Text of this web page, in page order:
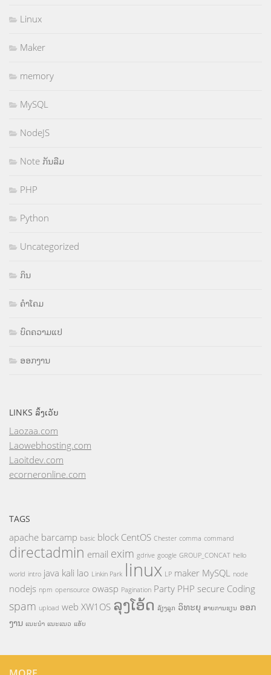
Linux
Maker
memory
MySQL
NodeJS
Note ກັນລືມ
PHP
Python
Uncategorized
ກິນ
ຄຳໂຄມ
ບົດຄວາມແປ
ອອກງານ
LINKS ລິ້ງເວັບ
Laozaa.com
Laowebhosting.com
Laoitdev.com
ecorneronline.com
TAGS
apache barcamp basic block CentOS Chester comma command
directadmin email exim gdrive google GROUP_CONCAT hello
world intro java kali lao Linkin Park linux LP maker MySQL node
nodejs npm opensource owasp Pagination Party PHP secure Coding
spam upload web XW1OS ລຸງໂອ້ດ ລ້ຽງລູກ ວິທະຍຸ ສາຍການຮຽນ ອອກ
ງານ ແນະນຳ ແນະແນວ ແອັບ